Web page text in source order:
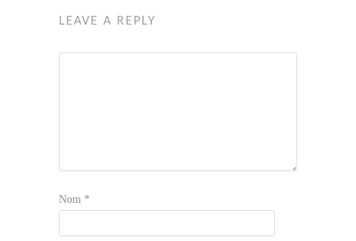
LEAVE A REPLY
Nom *